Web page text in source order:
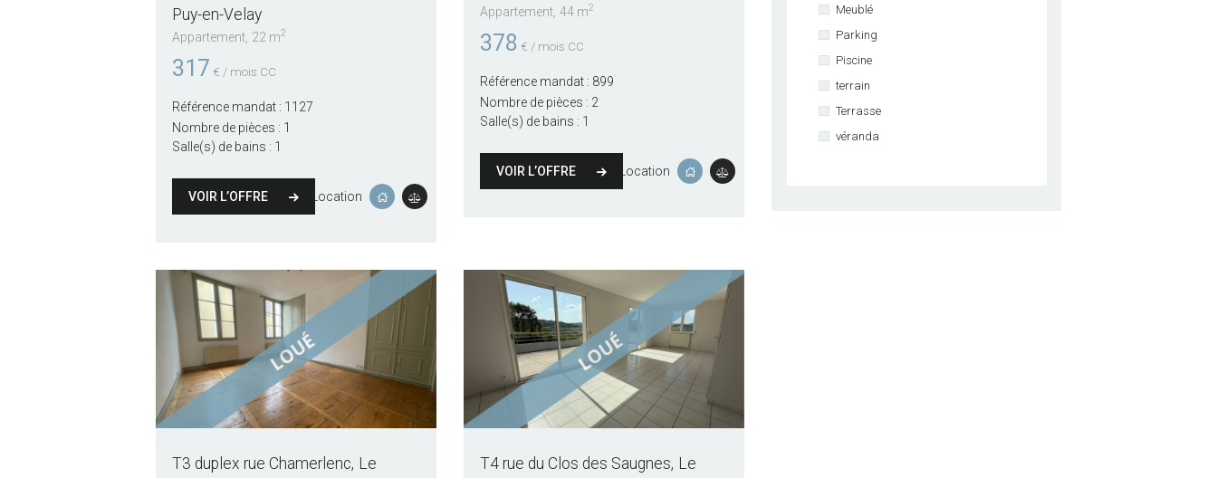
Puy-en-Velay
Appartement 22 m2
317 € / mois CC
Référence mandat : 1127
Nombre de pièces : 1
Salle(s) de bains : 1
VOIR L’OFFRE Location
Appartement 44 m2
378 € / mois CC
Référence mandat : 899
Nombre de pièces : 2
Salle(s) de bains : 1
VOIR L’OFFRE Location
T3 duplex rue Chamerlenc Le
T4 rue du Clos des Saugnes Le
Meublé
Parking
Piscine
terrain
Terrasse
véranda